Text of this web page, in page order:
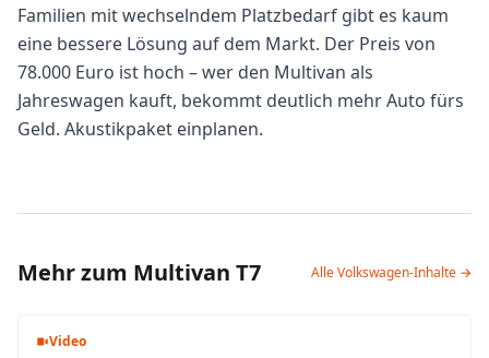
Familien mit wechselndem Platzbedarf gibt es kaum
eine bessere Lösung auf dem Markt. Der Preis von
78.000 Euro ist hoch – wer den Multivan als
Jahreswagen kauft, bekommt deutlich mehr Auto fürs
Geld. Akustikpaket einplanen.
Mehr zum Multivan T7 Alle Volkswagen-Inhalte →
Video